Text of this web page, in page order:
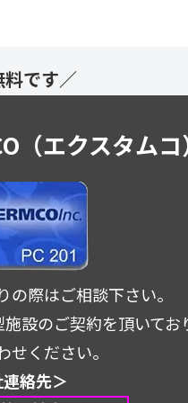
です／
（エクスタムコ
際はご相談下さい。
設のご契約を頂いてお
せください。
絡先＞